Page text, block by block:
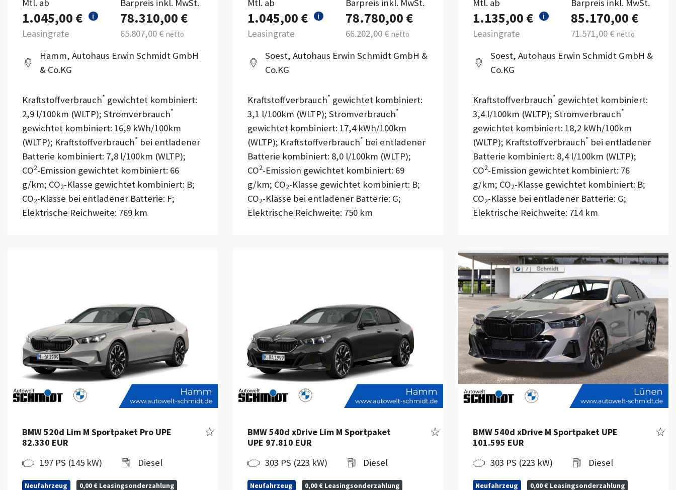
Mtl. ab
1.045,00 € i
Leasingrate
Barpreis inkl. MwSt.
78.310,00 €
65.807,00 € netto
Hamm, Autohaus Erwin Schmidt GmbH
& Co.KG
Kraftstoffverbrauch* gewichtet kombiniert:
2,9 l/100km (WLTP); Stromverbrauch*
gewichtet kombiniert: 16,9 kWh/100km
(WLTP); Kraftstoffverbrauch* bei entladener
Batterie kombiniert: 7,8 l/100km (WLTP);
CO2-Emission gewichtet kombiniert: 66
g/km; CO2-Klasse gewichtet kombiniert: B;
CO2-Klasse bei entladener Batterie: F;
Elektrische Reichweite: 769 km
Mtl. ab
1.045,00 € i
Leasingrate
Barpreis inkl. MwSt.
78.780,00 €
66.202,00 € netto
Soest, Autohaus Erwin Schmidt GmbH &
Co.KG
Kraftstoffverbrauch* gewichtet kombiniert:
3,1 l/100km (WLTP); Stromverbrauch*
gewichtet kombiniert: 17,4 kWh/100km
(WLTP); Kraftstoffverbrauch* bei entladener
Batterie kombiniert: 8,0 l/100km (WLTP);
CO2-Emission gewichtet kombiniert: 69
g/km; CO2-Klasse gewichtet kombiniert: B;
CO2-Klasse bei entladener Batterie: G;
Elektrische Reichweite: 750 km
Mtl. ab
1.135,00 € i
Leasingrate
Barpreis inkl. MwSt.
85.170,00 €
71.571,00 € netto
Soest, Autohaus Erwin Schmidt GmbH &
Co.KG
Kraftstoffverbrauch* gewichtet kombiniert:
3,4 l/100km (WLTP); Stromverbrauch*
gewichtet kombiniert: 18,2 kWh/100km
(WLTP); Kraftstoffverbrauch* bei entladener
Batterie kombiniert: 8,4 l/100km (WLTP);
CO2-Emission gewichtet kombiniert: 76
g/km; CO2-Klasse gewichtet kombiniert: B;
CO2-Klasse bei entladener Batterie: G;
Elektrische Reichweite: 714 km
BMW 520d Lim M Sportpaket Pro UPE
82.330 EUR
Fahrzeug merken
197 PS (145 kW) Diesel
Neufahrzeug 0,00 € Leasingsonderzahlung
BMW 540d xDrive Lim M Sportpaket
UPE 97.810 EUR
Fahrzeug merken
303 PS (223 kW) Diesel
Neufahrzeug 0,00 € Leasingsonderzahlung
Details anzeigen
BMW 540d xDrive M Sportpaket UPE
101.595 EUR
303 PS (223 kW) Diesel
Neufahrzeug 0,00 € Leasingsonderzahlung